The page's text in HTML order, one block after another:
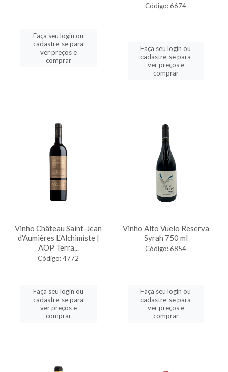
Faça seu login ou
cadastre-se para
ver preços e
comprar
Código: 6674
Faça seu login ou
cadastre-se para
ver preços e
comprar
Vinho Château Saint-Jean
d'Aumières L'Alchimiste |
AOP Terra...
Código: 4772
Faça seu login ou
cadastre-se para
ver preços e
comprar
Vinho Alto Vuelo Reserva
Syrah 750 ml
Código: 6854
Faça seu login ou
cadastre-se para
ver preços e
comprar